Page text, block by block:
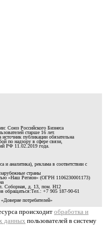
Союз Российского Бизнеса
старше 16 лет.
публикации обязательна
по надзору в сфере связи,
РФ 11.02.2019 года.
и аналитика), реклама в соответствии с
страны
«Наш Регион» (ОГРН 1106230001173)
Соборная, д. 13, пом. Н12
обращаться:Тел.: +7 905 187-90-61
потребителей»
происходит обработка и
данных пользователей в систему